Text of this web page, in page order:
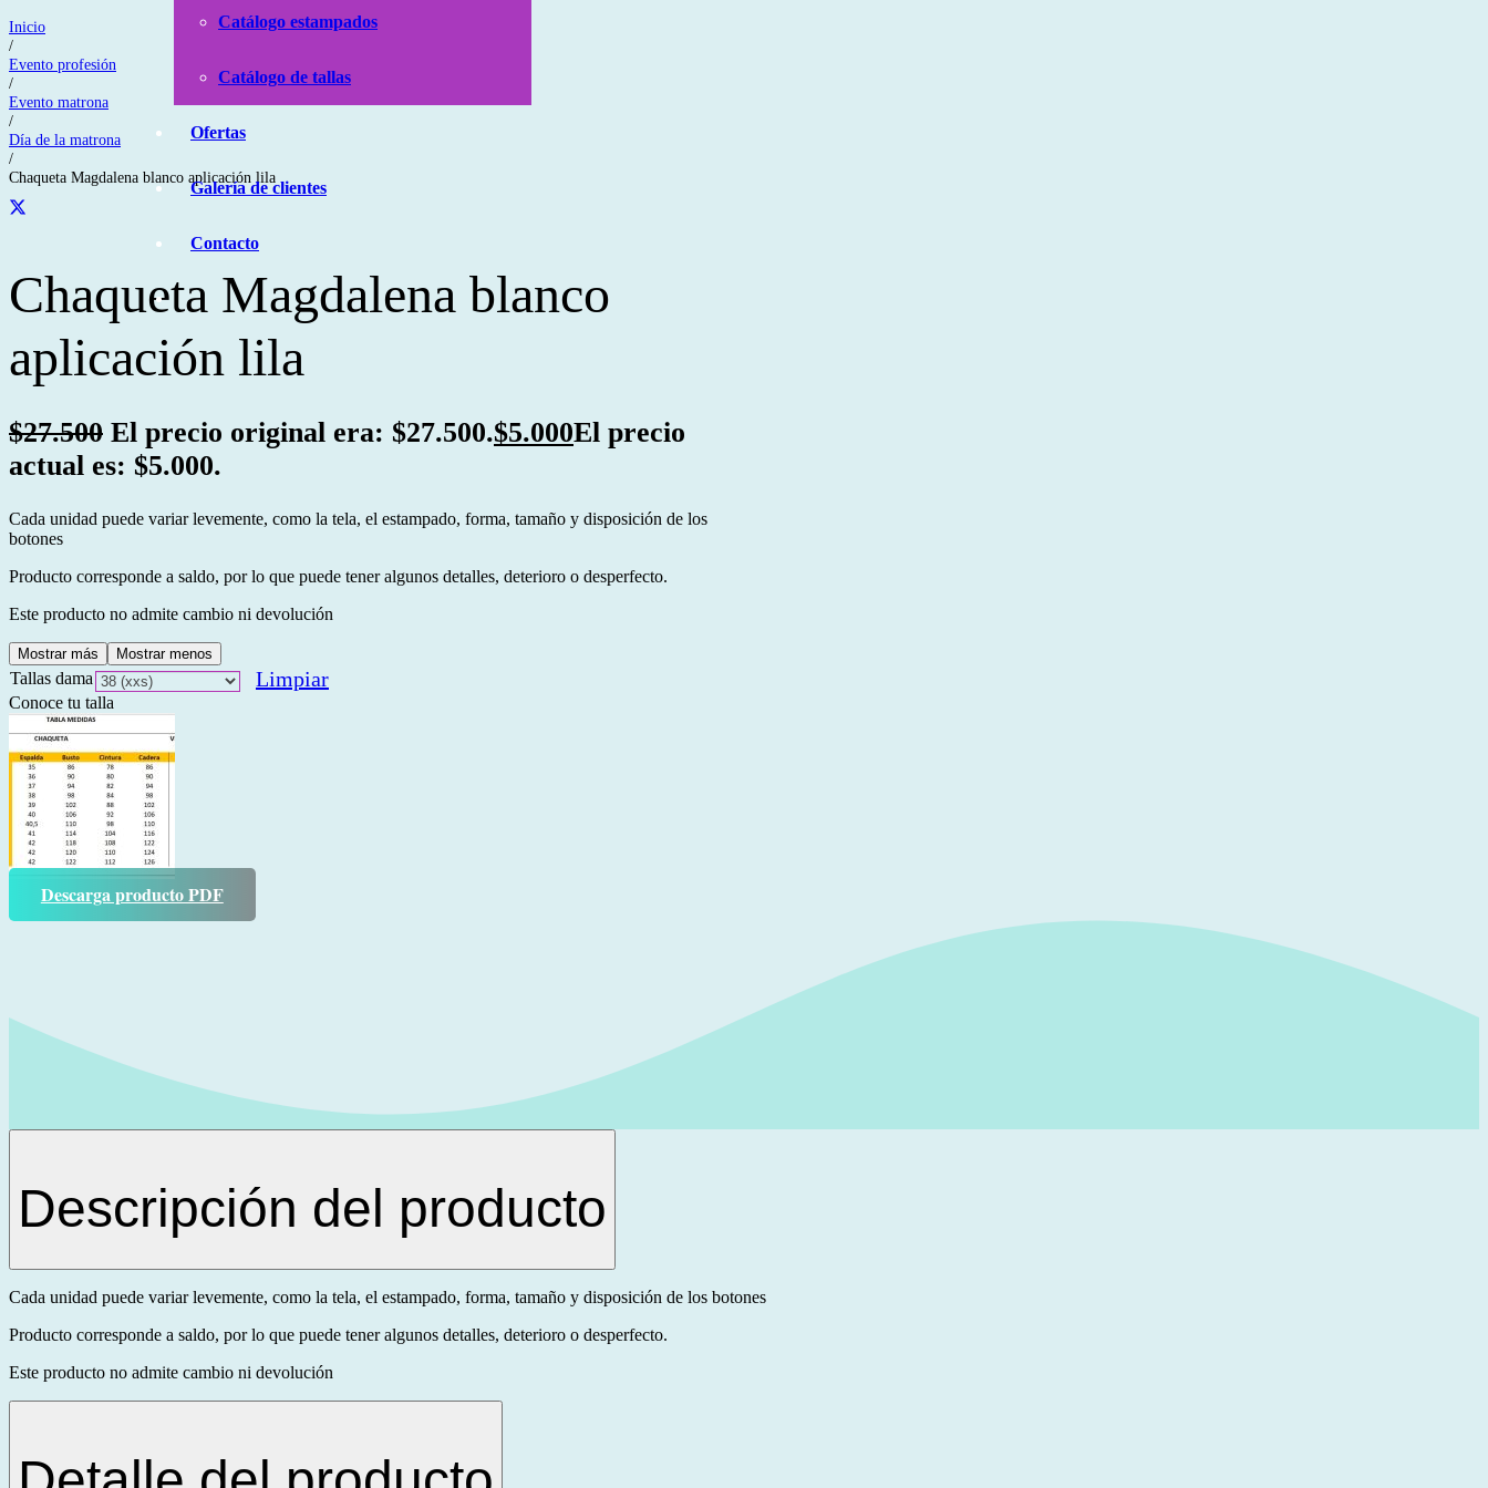
Catálogo estampados
Catálogo de tallas
Ofertas
Galería de clientes
Contacto
Inicio
/
Evento profesión
/
Evento matrona
/
Día de la matrona
/
Chaqueta Magdalena blanco aplicación lila
Chaqueta Magdalena blanco
aplicación lila
$27.500 El precio original era: $27.500.$5.000El precio
actual es: $5.000.
Cada unidad puede variar levemente, como la tela, el estampado, forma, tamaño y disposición de los
botones
Producto corresponde a saldo, por lo que puede tener algunos detalles, deterioro o desperfecto.
Este producto no admite cambio ni devolución
Mostrar más Mostrar menos
Tallas dama Limpiar
Conoce tu talla
Descarga producto PDF
Descripción del producto
Cada unidad puede variar levemente, como la tela, el estampado, forma, tamaño y disposición de los botones
Producto corresponde a saldo, por lo que puede tener algunos detalles, deterioro o desperfecto.
Este producto no admite cambio ni devolución